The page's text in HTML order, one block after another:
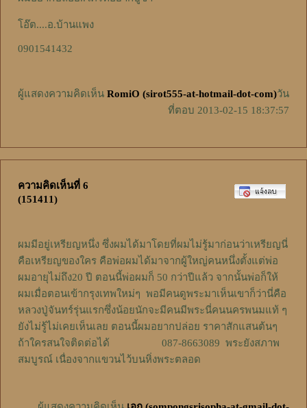
โอ๊ต....อ.บ้านแพง
0901541432
ผู้แสดงความคิดเห็น RomiO (sirot555-at-hotmail-dot-com)วัน
ที่ตอบ 2013-02-15 18:37:57
ความคิดเห็นที่ 6
(151411)
ผมมีอยู่เหรียญหนึ่ง ซึ่งผมได้มาโดยที่ผมไม่รู้มาก่อนว่าเหรียญนี่
คือเหรียญของใคร คือพ่อผมได้มาจากผู้ใหญ่คนหนึ่งตั้งแต่พ่อ
ผมอายุไม่ถึง20 ปี ตอนนี้พ่อผมก็ 50 กว่าปีแล้ว จากนั้นพ่อก็ให้
ผมเมื่อตอนเข้ากรุงเทพใหม่ๆ พอมีคนดูพระมาเห็นเขาก็ว่านี่คือ
หลวงปู่จันทร์รุ่นแรกซึ่งน้อยนักจะมีคนมีพระนี่คนนครพนมแท้ ๆ
ยังไม่รู้ไม่เคยเห็นเลย ตอนนี้ผมอยากปล่อย ราคาสักแสนต้นๆ
ถ้าใครสนใจติดต่อได้ 087-8663089 พระยังสภาพ
สมบูรณ์ เนื่องจากแขวนไว้บนหิ่งพระตลอด